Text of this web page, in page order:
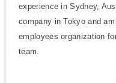
experience in Sydney,
company in Tokyo and
employees organization
team.